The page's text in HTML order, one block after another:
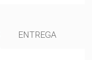
ENTREGA